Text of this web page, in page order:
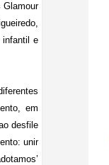
Glamour
infantil e
em
desfile
unir